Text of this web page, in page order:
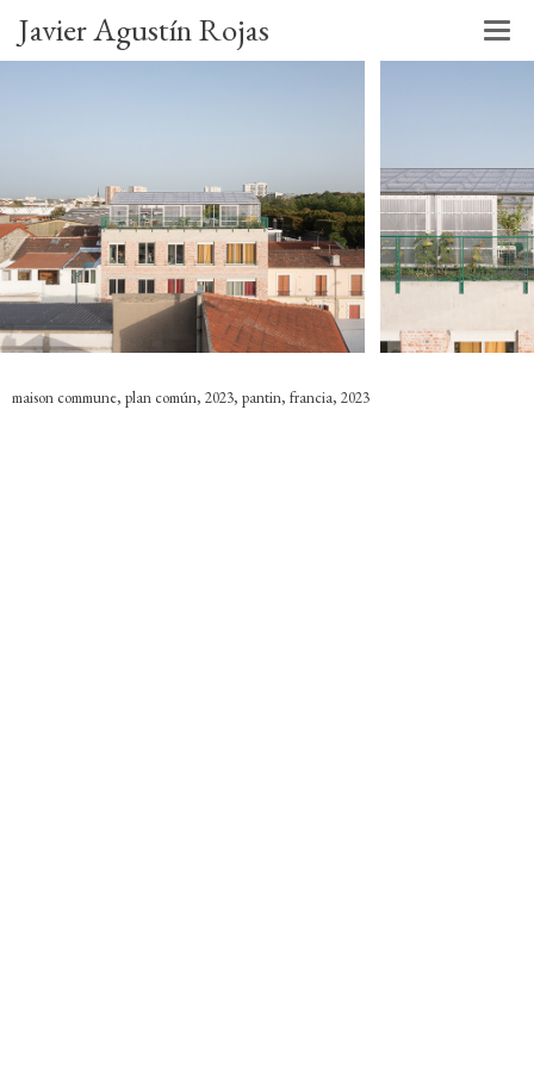
Javier Agustín Rojas
maison commune, plan común, 2023, pantin, francia, 2023